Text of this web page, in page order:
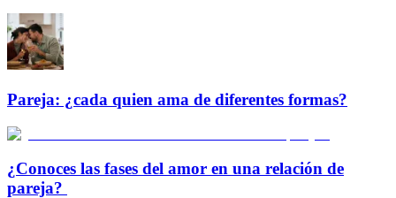
Pareja: ¿cada quien ama de diferentes formas?
¿Conoces las fases del amor en una relación de
pareja?